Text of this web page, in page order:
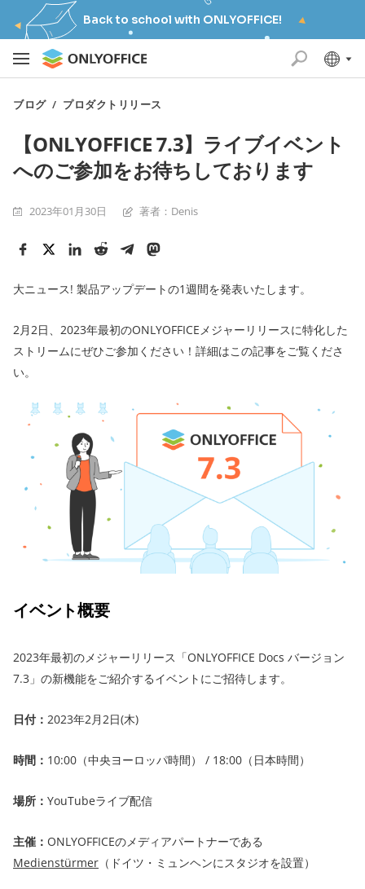
Back to school with ONLYOFFICE!
ブログ/ プロダクトリリース
【ONLYOFFICE 7.3】ライブイベント
へのご参加をお待ちしております
2023年01月30日 著者：Denis
大ニュース! 製品アップデートの1週間を発表いたします。
2月2日、2023年最初のONLYOFFICEメジャーリリースに特化した
ストリームにぜひご参加ください！詳細はこの記事をご覧くださ
い。
イベント概要
2023年最初のメジャーリリース「ONLYOFFICE Docs バージョン
7.3」の新機能をご紹介するイベントにご招待します。
日付： 2023年2月2日(木)
時間： 10:00（中央ヨーロッパ時間） / 18:00（日本時間）
場所： YouTubeライブ配信
主催： ONLYOFFICEのメディアパートナーである
Medienstürmer （ドイツ・ミュンヘンにスタジオを設置）